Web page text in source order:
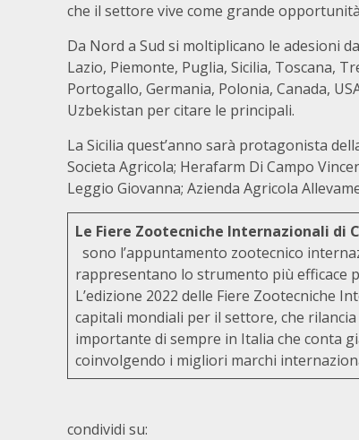
che il settore vive come grande
Da Nord a Sud si moltiplicano le adesioni
Lazio, Piemonte, Puglia, Sicilia, Toscana,
Portogallo, Germania, Polonia, Canada,
Uzbekistan per citare le principali.
La Sicilia quest’anno sarà protagonista
Societa Agricola; Herafarm Di Campo
Leggio Giovanna; Azienda Agricola
Le Fiere Zootecniche Internazionali di
sono l’appuntamento zootecnico
rappresentano lo strumento più efficace
L’edizione 2022 delle Fiere Zootecniche
capitali mondiali per il settore, che
importante di sempre in Italia che conta
coinvolgendo i migliori marchi
condividi su: